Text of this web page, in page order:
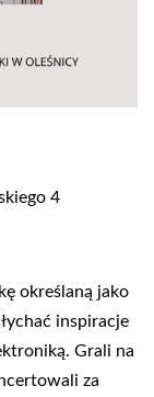
4
określaną jako
inspiracje
Grali na
za